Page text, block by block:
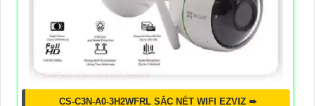
CS-C3N-A0-3H2WFRL SẮC NÉT WIFI EZVIZ ➠